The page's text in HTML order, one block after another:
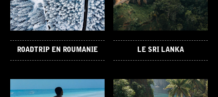
ROADTRIP EN ROUMANIE LE SRI LANKA